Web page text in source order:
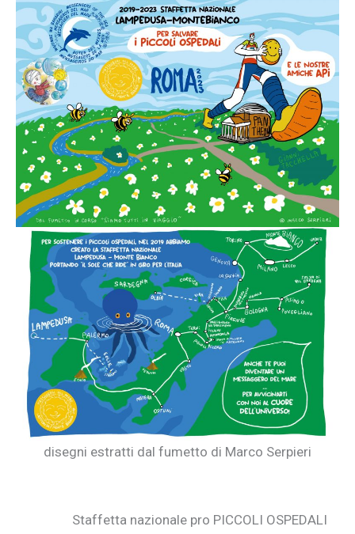
disegni estratti dal fumetto di Marco Serpieri
Staffetta nazionale pro PICCOLI OSPEDALI